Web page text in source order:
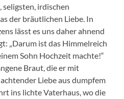
irdischen
der bräutlichen Liebe. In
lässt es uns daher ahnend
„Darum ist das Himmelreich
Sohn Hochzeit machte!“
Braut, die er mit
Liebe aus dumpfem
ins lichte Vaterhaus, wo die